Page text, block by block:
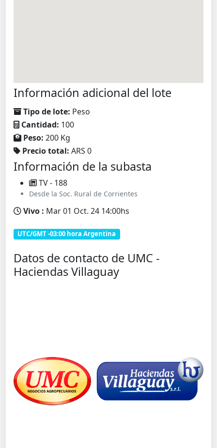
Información adicional del lote
Tipo de lote: Peso
Cantidad: 100
Peso: 200 Kg
Precio total: ARS 0
Información de la subasta
TV - 188
Desde la Soc. Rural de Corrientes
Vivo : Mar 01 Oct. 24 14:00hs
UTC/GMT -03:00 hora Argentina
Datos de contacto de UMC -
Haciendas Villaguay